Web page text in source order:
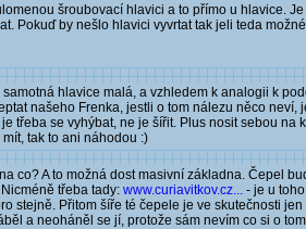
šroubovací hlavici a to přímo u hlavice.
Pokuď by nešlo hlavici vyvrtat tak jeli teda
hlavice malá, a vzhledem k analogii k
našeho Frenka, jestli o tom nálezu něco
třeba se vyhýbat, ne je šířit. Plus nosit sebou
tak to ani náhodou :)
co? A to možná dost masivní základna. Čepel
třeba tady: www.curiavitkov.cz... - je u
stejně. Přitom šíře té čepele je ve skutečnosti
a neoháněl se jí, protože sám nevím co si o